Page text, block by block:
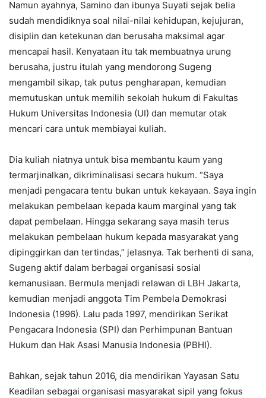
Namun ayahnya, Samino dan ibunya Suyati sejak belia
sudah mendidiknya soal nilai-nilai kehidupan, kejujuran,
disiplin dan ketekunan dan berusaha maksimal agar
mencapai hasil. Kenyataan itu tak membuatnya urung
berusaha, justru itulah yang mendorong Sugeng
mengambil sikap, tak putus pengharapan, kemudian
memutuskan untuk memilih sekolah hukum di Fakultas
Hukum Universitas Indonesia (UI) dan memutar otak
mencari cara untuk membiayai kuliah.
Dia kuliah niatnya untuk bisa membantu kaum yang
termarjinalkan, dikriminalisasi secara hukum. “Saya
menjadi pengacara tentu bukan untuk kekayaan. Saya ingin
melakukan pembelaan kepada kaum marginal yang tak
dapat pembelaan. Hingga sekarang saya masih terus
melakukan pembelaan hukum kepada masyarakat yang
dipinggirkan dan tertindas,” jelasnya. Tak berhenti di sana,
Sugeng aktif dalam berbagai organisasi sosial
kemanusiaan. Bermula menjadi relawan di LBH Jakarta,
kemudian menjadi anggota Tim Pembela Demokrasi
Indonesia (1996). Lalu pada 1997, mendirikan Serikat
Pengacara Indonesia (SPI) dan Perhimpunan Bantuan
Hukum dan Hak Asasi Manusia Indonesia (PBHI).
Bahkan, sejak tahun 2016, dia mendirikan Yayasan Satu
Keadilan sebagai organisasi masyarakat sipil yang fokus